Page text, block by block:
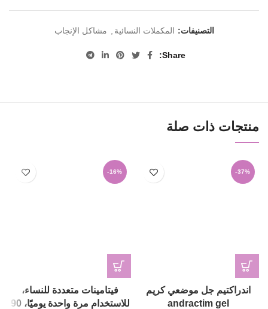
التصنيفات: المكملات النسائية مشاكل الإنجاب
Share
منتجات ذات صلة
-37%
اندراكتيم جل موضعي كريم
andractim gel
-16%
فيتامينات متعددة للنساء،
للاستخدام مرة واحدة يوميًا، 90